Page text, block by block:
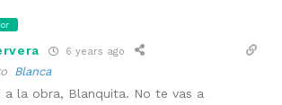
6 years ago
Blanca
a la obra, Blanquita. No te vas a